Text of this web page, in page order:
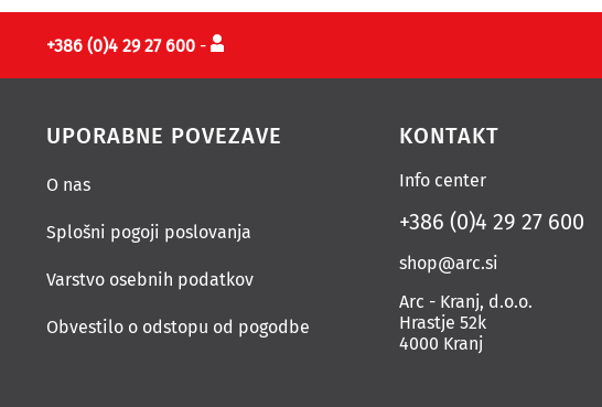
+386 (0)4 29 27 600 -
UPORABNE POVEZAVE
O nas
Splošni pogoji poslovanja
Varstvo osebnih podatkov
Obvestilo o odstopu od pogodbe
KONTAKT
Info center
+386 (0)4 29 27 600
shop@arc.si
Arc - Kranj, d.o.o.
Hrastje 52k
4000 Kranj